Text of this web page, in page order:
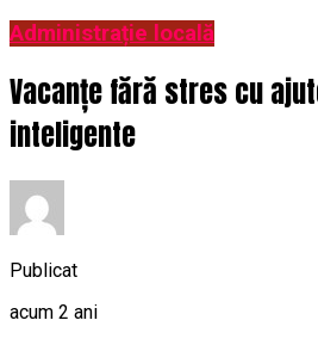
Administrație locală
Vacanțe fără stres cu
inteligente
Publicat
acum 2 ani